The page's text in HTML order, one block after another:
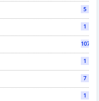
5
1
107
1
7
1